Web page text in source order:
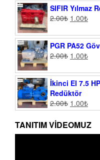
SIFIR Yılmaz
2.00₺ 1.00₺
PGR PA52
2.00₺ 1.00₺
İkinci El 7.5
Redüktör
2.00₺ 1.00₺
TANITIM VIDEOMUZ